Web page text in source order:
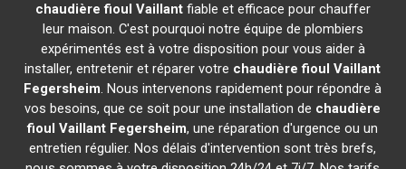
chaudière fioul Vaillantfiable et efficace pour chauffer
leur maison. C'est pourquoi notre équipe de plombiers
expérimentés est à votre disposition pour vous aider à
installer, entretenir et réparer votre chaudière fioul Vaillant
Fegersheim. Nous intervenons rapidement pour répondre à
vos besoins, que ce soit pour une installation de chaudière
fioul Vaillant Fegersheim, une réparation d'urgence ou un
entretien régulier. Nos délais d'intervention sont très brefs,